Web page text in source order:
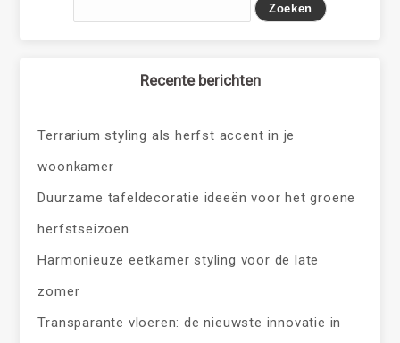
Recente berichten
Terrarium styling als herfst accent in je
woonkamer
Duurzame tafeldecoratie ideeën voor het groene
herfstseizoen
Harmonieuze eetkamer styling voor de late
zomer
Transparante vloeren: de nieuwste innovatie in